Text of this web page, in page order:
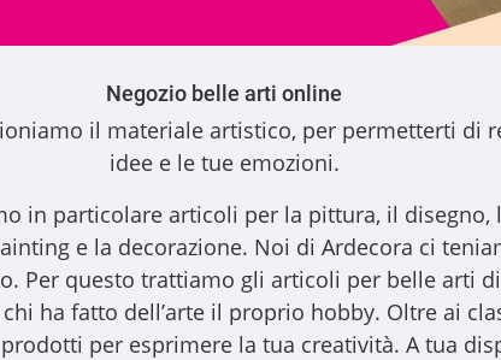
Negozio belle arti online
il materiale artistico, per permetterti di
idee e le tue emozioni.
in particolare articoli per la pittura, il disegno,
e la decorazione. Noi di Ardecora ci
Per questo trattiamo gli articoli per belle arti
ha fatto dell’arte il proprio hobby. Oltre ai
per esprimere la tua creatività. A tua